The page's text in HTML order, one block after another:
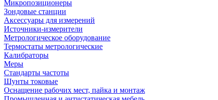
Микропозиционеры
Зондовые станции
Аксессуары для измерений
Источники-измерители
Метрологическое оборудование
Термостаты метрологические
Калибраторы
Меры
Стандарты частоты
Шунты токовые
Оснащение рабочих мест, пайка и монтаж